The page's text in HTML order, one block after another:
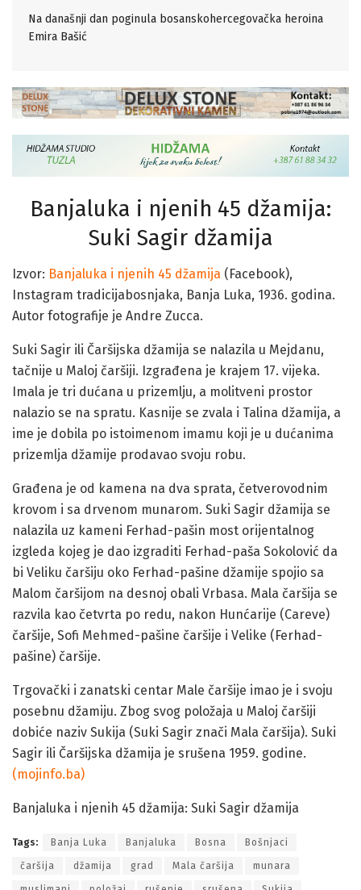
Na današnji dan poginula bosanskohercegovačka heroina
Emira Bašić
Banjaluka i njenih 45 džamija:
Suki Sagir džamija
Izvor: Banjaluka i njenih 45 džamija (Facebook),
Instagram tradicijabosnjaka, Banja Luka, 1936. godina.
Autor fotografije je Andre Zucca.
Suki Sagir ili Čaršijska džamija se nalazila u Mejdanu,
tačnije u Maloj čaršiji. Izgrađena je krajem 17. vijeka.
Imala je tri dućana u prizemlju, a molitveni prostor
nalazio se na spratu. Kasnije se zvala i Talina džamija, a
ime je dobila po istoimenom imamu koji je u dućanima
prizemlja džamije prodavao svoju robu.
Gra­đena je od kamena na dva sprata, četverovodnim
krovom i sa drvenom munarom. Suki Sagir džamija se
nalazila uz kameni Ferhad-pašin most orijentalnog
izgleda kojeg je dao izgraditi Ferhad-paša Sokolović da
bi Veliku čaršiju oko Ferhad-pašine džamije spojio sa
Malom čaršijom na desnoj obali Vrbasa. Mala čaršija se
razvila kao četvrta po redu, nakon Hunćarije (Careve)
čaršije, Sofi Mehmed-pašine čaršije i Velike (Ferhad-
pašine) čaršije.
Trgovački i zanatski centar Male čaršije imao je i svoju
posebnu džamiju. Zbog svog položaja u Maloj čaršiji
dobiće naziv Sukija (Suki Sagir znači Mala čaršija). Suki
Sagir ili Čaršijska džamija je srušena 1959. godine.
(mojinfo.ba)
Banjaluka i njenih 45 džamija: Suki Sagir džamija
Tags: Banja Luka Banjaluka Bosna Bošnjaci
čaršija džamija grad Mala čaršija munara